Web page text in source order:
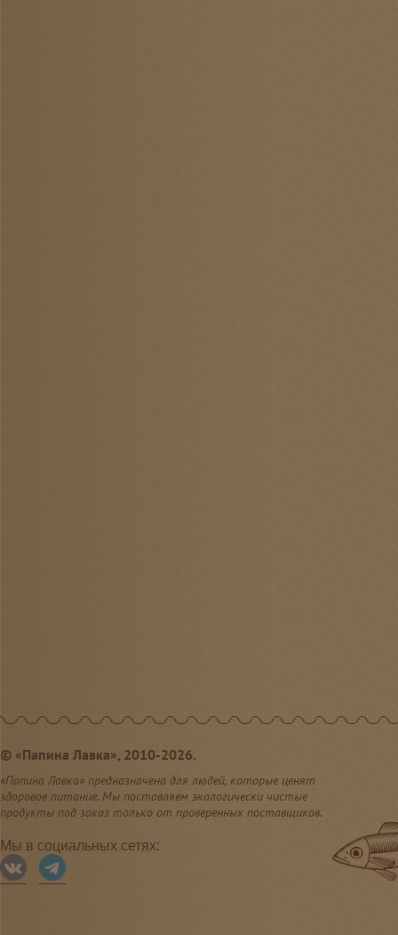
© «Папина Лавка», 2010-2026.
«Папина Лавка» предназначена для людей, которые ценят
здоровое питание. Мы поставляем экологически чистые
продукты под заказ только от проверенных поставщиков.
Мы в социальных сетях: